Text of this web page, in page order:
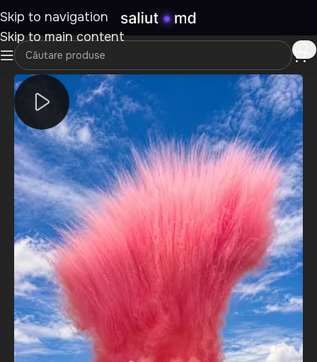
Skip to navigation
Skip to main content